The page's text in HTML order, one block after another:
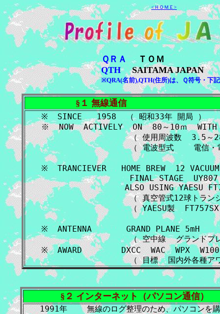
<ＨＯＭＥ>
ＱＲＡ ＴＯＭ
QTHSAITAMA JAPAN
※QRA(名前),QTH(住所)は、Ｑ符号・下
§１ 無線通信
※  SINCE   1958  （ 昭和33年 開局 ）
※  NOW  ACTIVELY  ON  80～10ｍ  WITH
（ 使用周波数  3.5～
（ 電波型式    電信・
※  TRANCIEVER   HOME BREW  12
FINAL STAGE
ALSO USING YAESU
（ 真空管式12球トラン
（ YAESU製  FT757SX
※  ANTENNA       GRAND PLANE 5mH
（ 空中線  グランドプ
※  AWARD        DXCC  WAC  WPX
§２ インターネット（パソコン通信）
1991年    無線のログ整理のため、パソコンを